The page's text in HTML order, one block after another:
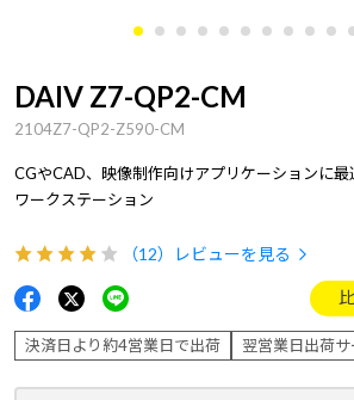
DAIV Z7-QP2-CM
2104Z7-QP2-Z590-CM
CGやCAD、映像制作向けアプリケーションに
ワークステーション
（12） レビューを見る
決済日より約4営業日で出荷 翌営業日出荷